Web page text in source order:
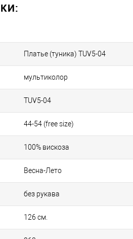
Платье (туника) TUV5-04
мультиколор
TUV5-04
44-54 (free size)
100% вискоза
Весна-Лето
без рукава
126 см.